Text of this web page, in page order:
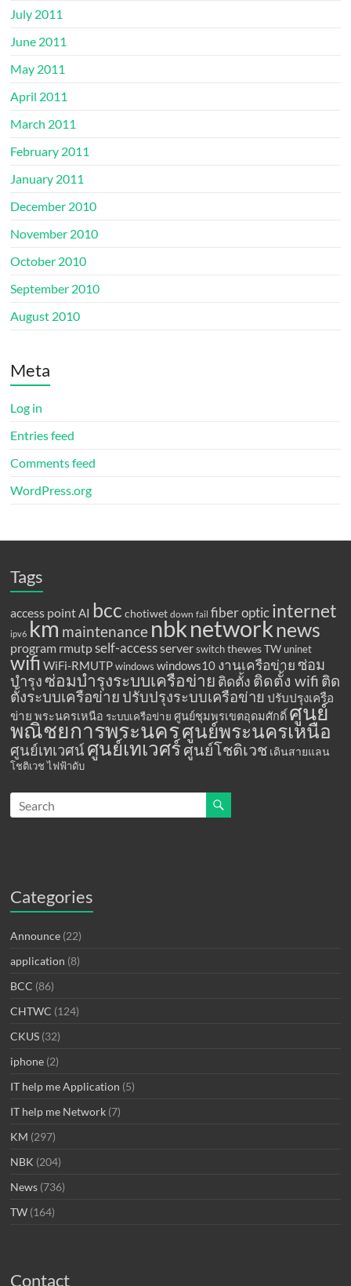
July 2011
June 2011
May 2011
April 2011
March 2011
February 2011
January 2011
December 2010
November 2010
October 2010
September 2010
August 2010
Meta
Log in
Entries feed
Comments feed
WordPress.org
Tags
access pointAI bcc chotiwet down fail fiber opticinternet
ipv6 km maintenance nbknetworknews
program rmutpself-accessserver switch thewes TW uninet
wifi WiFi-RMUTP windows windows10 งานเครือข่าย ซ่อม
บำรุง ซ่อมบำรุงระบบเครือข่าย ติดตั้ง ติดตั้ง wifi ติด
ตั้งระบบเครือข่าย ปรับปรุงระบบเครือข่าย ปรับปรุงเครือ
ข่าย พระนครเหนือ ระบบเครือข่าย ศูนย์ชุมพรเขตอุดมศักดิ์ ศูนย์
พณิชยการพระนครศูนย์พระนครเหนือ
ศูนย์เทเวศน์ ศูนย์เทเวศร์ศูนย์โชติเวช เดินสายแลน
โชติเวช ไฟฟ้าดับ
Categories
Announce (22)
application (8)
BCC (86)
CHTWC (124)
CKUS (32)
iphone (2)
IT help me Application (5)
IT help me Network (7)
KM (297)
NBK (204)
News (736)
TW (164)
Contact